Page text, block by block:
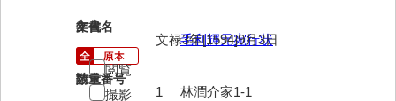
岩崎家文書（秋芳町）
岩崎家文書（鹿野町）
2
文書名
毛利輝元宛行状
請求番号
林潤介家1-1
年代
文禄3年[1594]9月3日
数量
1
閲覧
撮影